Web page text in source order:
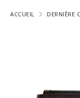
ACCUEIL DERNIÈRE